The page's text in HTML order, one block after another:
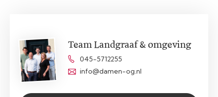
Team Landgraaf & omgeving
045-5712255
info@damen-og.nl